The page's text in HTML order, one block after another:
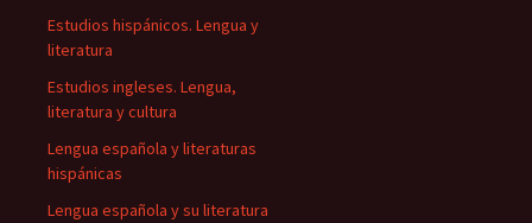
Estudios hispánicos. Lengua y
literatura
Estudios ingleses. Lengua,
literatura y cultura
Lengua española y literaturas
hispánicas
Lengua española y su literatura